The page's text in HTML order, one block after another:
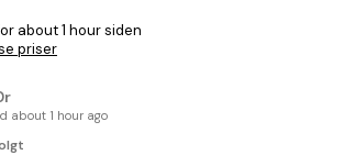
about 1 hour siden
priser
about 1 hour ago